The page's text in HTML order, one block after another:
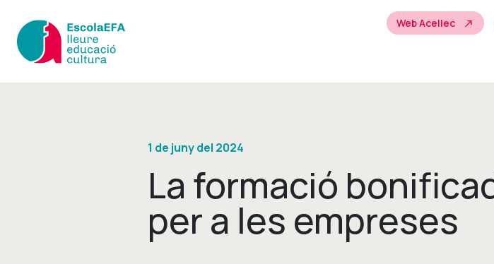
Web Acellec north_east
1 de juny del 2024
La formació
per a les empreses